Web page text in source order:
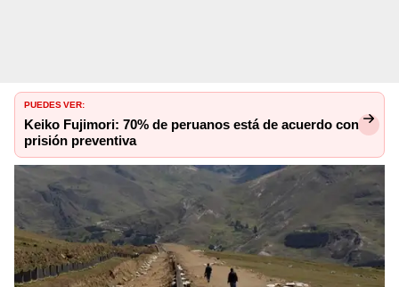
PUEDES VER:
Keiko Fujimori: 70% de peruanos está de acuerdo con
prisión preventiva